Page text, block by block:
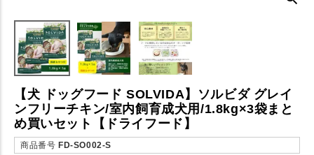
【犬 ドッグフード SOLVIDA】ソルビダ グレイ
ンフリーチキン/室内飼育成犬用/1.8kg×3袋まと
め買いセット【ドライフード】
商品番号 FD-SO002-S